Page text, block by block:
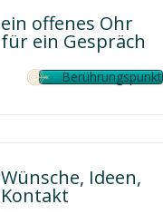
ein offenes Ohr
für ein Gespräch
Berührungspunkt
Wünsche, Ideen,
Kontakt